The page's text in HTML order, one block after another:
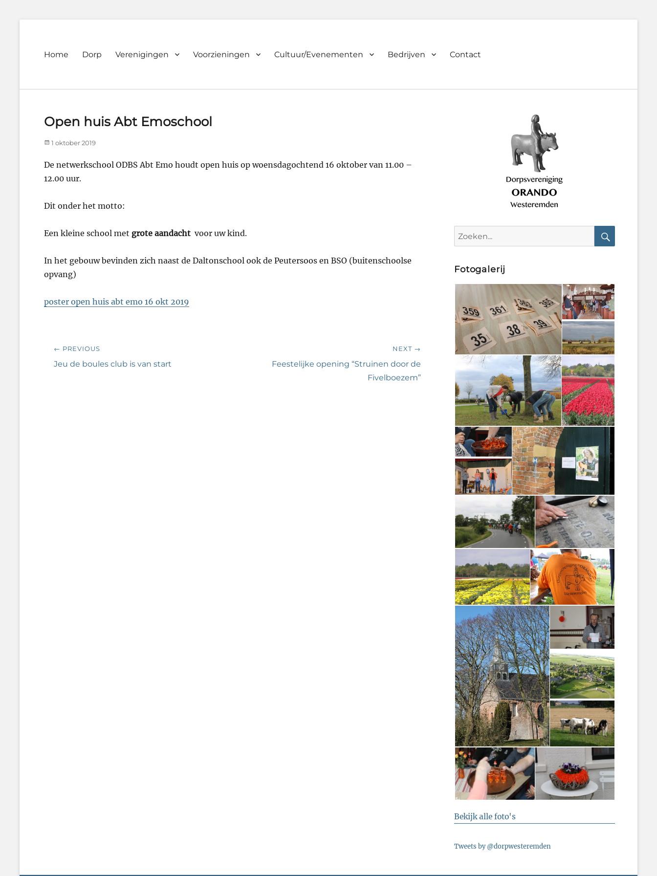
Dorpsvereniging
Westeremden
Primary
Home Dorp Verenigingen Voorzieningen Cultuur/Evenementen Bedrijven Contact
Open huis Abt Emoschool
Posted
1 oktober 2019
De netwerkschool ODBS Abt Emo houdt open huis op woensdagochtend 16 oktober van 11.00 –
12.00 uur.
Dit onder het motto:
Een kleine school met grote aandacht voor uw kind.
In het gebouw bevinden zich naast de Daltonschool ook de Peutersoos en BSO (buitenschoolse
opvang)
poster open huis abt emo 16 okt 2019
Bericht
navigatie
← PREVIOUS
Previous
Jeu de boules club is van start
NEXT →
Feestelijke opening “Struinen door de
Fivelboezem”
for:
Fotogalerij
Bekijk alle foto's
Tweets by @dorpwesteremden